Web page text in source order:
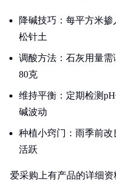
降碱技巧：每平方米
松针土
调酸方法：石灰用量
80克
维持平衡：定期检测
碱波动
种植小窍门：雨季前
活跃
爱采购上有产品的详细